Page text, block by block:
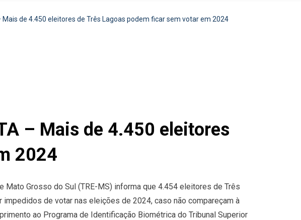
Mais de 4.450 eleitores de Três Lagoas podem ficar sem votar em 2024
– Mais de 4.450 eleitores
2024
Mato Grosso do Sul (TRE-MS) informa que 4.454 eleitores de Três
impedidos de votar nas eleições de 2024, caso não compareçam à
ao Programa de Identificação Biométrica do Tribunal Superior